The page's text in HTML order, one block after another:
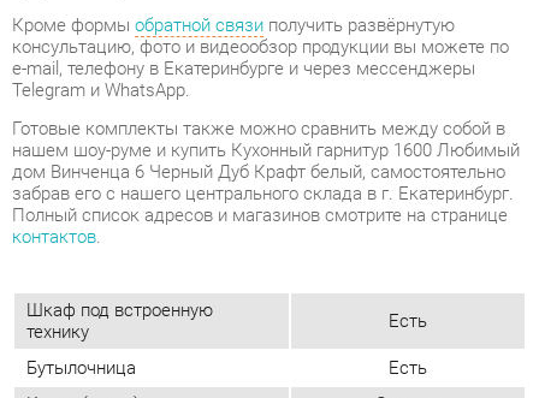
дом Винченца 6 Черный Дуб Крафт белый, самостоятельно
забрав его с нашего центрального склада в г. Екатеринбург.
Полный список адресов и магазинов смотрите на странице
контактов.
Шкаф под встроенную
технику Есть
Бутылочница Есть
Материал
Лдсп
Цвет Черный/дуб крафт
белый